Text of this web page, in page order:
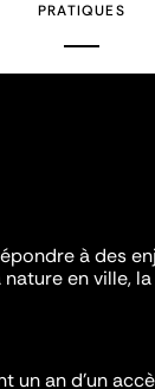
PRATIQUES
à des
en ville,
un an d’un